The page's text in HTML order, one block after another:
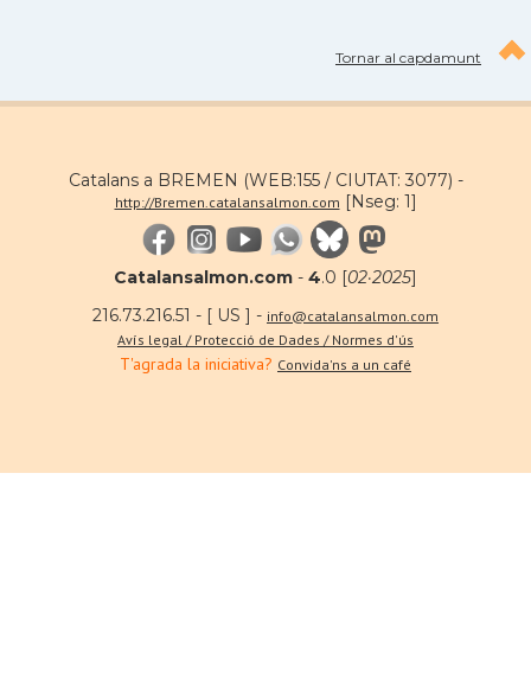
Tornar al capdamunt
Catalans a BREMEN (WEB:155 / CIUTAT: 3077) -
http://Bremen.catalansalmon.com [Nseg: 1]
Catalansalmon.com - 4.0 [02·2025]
216.73.216.51 - [ US ] - info@catalansalmon.com
Avís legal / Protecció de Dades / Normes d'ús
T'agrada la iniciativa? Convida'ns a un café